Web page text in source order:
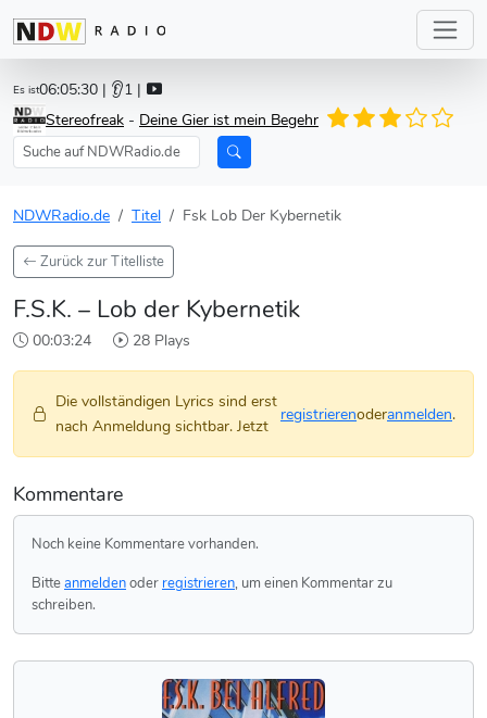
Es ist06:05:30 | 👂1 |
Stereofreak - Deine Gier ist mein Begehr
NDWRadio.de Titel Fsk Lob Der Kybernetik
Zurück zur Titelliste
F.S.K. – Lob der Kybernetik
00:03:24 28 Plays
Die vollständigen Lyrics sind erst
nach Anmeldung sichtbar. Jetzt
registrierenoderanmelden.
Kommentare
Noch keine Kommentare vorhanden.
Bitteanmeldenoder registrieren, um einen Kommentar zu
schreiben.